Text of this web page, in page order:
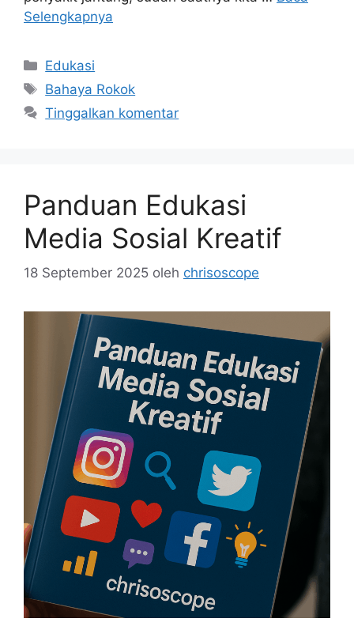
Selengkapnya
Kategori
Edukasi
Tag
Bahaya Rokok
Tinggalkan komentar
Panduan Edukasi
Media Sosial Kreatif
18 September 2025 oleh chrisoscope